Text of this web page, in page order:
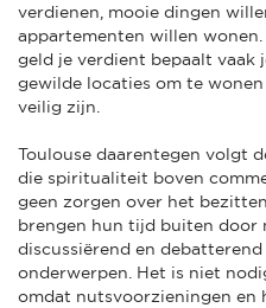
verdienen, mooie dingen
appartementen willen
geld je verdient bepaalt vaak
gewilde locaties om te
veilig zijn.
Toulouse daarentegen volgt
die spiritualiteit boven
geen zorgen over het
brengen hun tijd buiten door
discussiërend en
onderwerpen. Het is niet
omdat nutsvoorzieningen en